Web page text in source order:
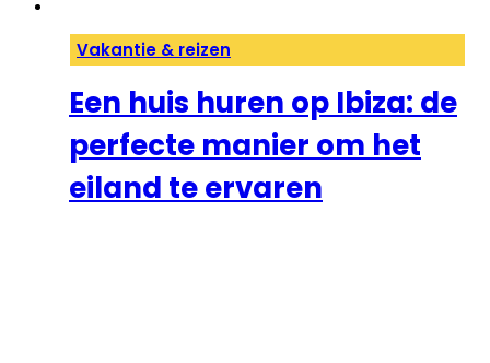
Vakantie & reizen
Een huis huren op Ibiza: de
perfecte manier om het
eiland te ervaren